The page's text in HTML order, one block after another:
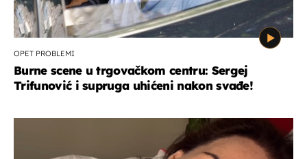
OPET PROBLEMI
Burne scene u trgovačkom centru: Sergej
Trifunović i supruga uhićeni nakon svađe!